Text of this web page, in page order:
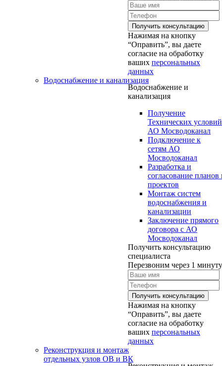
Нажимая на кнопку
“Оправить”, вы даете
согласие на обработку
ваших персональных
данных
Водоснабжение и канализация
Водоснабжение и
канализация
Получение
Технических условий
АО Мосводоканал
Подключение к
сетям АО
Мосводоканал
Разработка и
согласование планов
проектов
Монтаж систем
водоснабжения и
канализации
Заключение прямого
договора с АО
Мосводоканал
Получить консультацию
специалиста
Перезвоним через 1 минуту
Нажимая на кнопку
“Оправить”, вы даете
согласие на обработку
ваших персональных
данных
Реконструкция и монтаж
отдельных узлов ОВ и ВК